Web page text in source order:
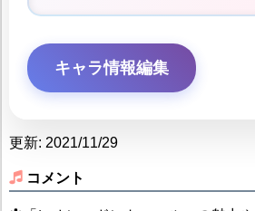
キャラ情報編集
更新: 2021/11/29
コメント